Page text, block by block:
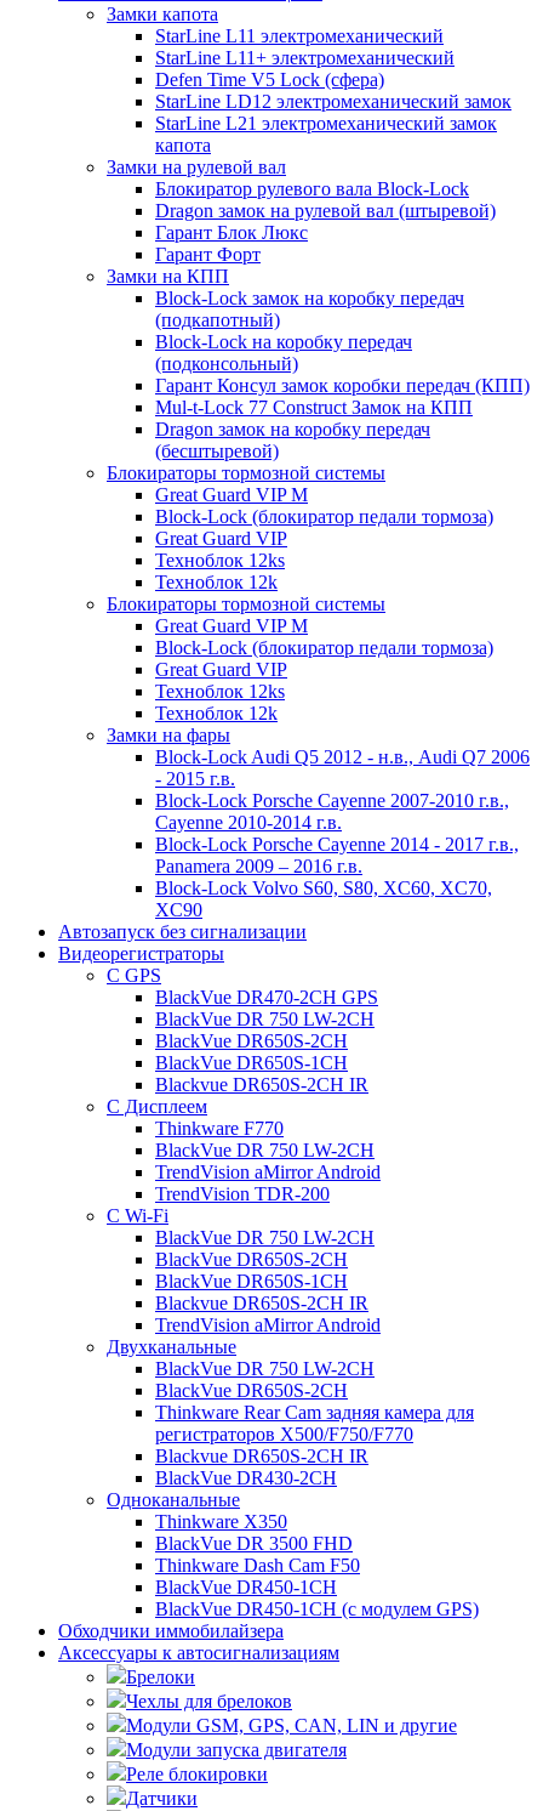
Замки капота
StarLine L11 электромеханический
StarLine L11+ электромеханический
Defen Time V5 Lock (сфера)
StarLine LD12 электромеханический замок
StarLine L21 электромеханический замок
капота
Замки на рулевой вал
Блокиратор рулевого вала Block-Lock
Dragon замок на рулевой вал (штыревой)
Гарант Блок Люкс
Гарант Форт
Замки на КПП
Block-Lock замок на коробку передач
(подкапотный)
Block-Lock на коробку передач
(подконсольный)
Гарант Консул замок коробки передач (КПП)
Mul-t-Lock 77 Construct Замок на КПП
Dragon замок на коробку передач
(бесштыревой)
Блокираторы тормозной системы
Great Guard VIP M
Block-Lock (блокиратор педали тормоза)
Great Guard VIP
Техноблок 12ks
Техноблок 12k
Блокираторы тормозной системы
Great Guard VIP M
Block-Lock (блокиратор педали тормоза)
Great Guard VIP
Техноблок 12ks
Техноблок 12k
Замки на фары
Block-Lock Audi Q5 2012 - н.в., Audi Q7 2006
- 2015 г.в.
Block-Lock Porsche Cayenne 2007-2010 г.в.,
Cayenne 2010-2014 г.в.
Block-Lock Porsche Cayenne 2014 - 2017 г.в.,
Panamera 2009 – 2016 г.в.
Block-Lock Volvo S60, S80, XC60, XC70,
XC90
Автозапуск без сигнализации
Видеорегистраторы
С GPS
BlackVue DR470-2CH GPS
BlackVue DR 750 LW-2CH
BlackVue DR650S-2CH
BlackVue DR650S-1CH
Blackvue DR650S-2CH IR
С Дисплеем
Thinkware F770
BlackVue DR 750 LW-2CH
TrendVision aMirror Android
TrendVision TDR-200
С Wi-Fi
BlackVue DR 750 LW-2CH
BlackVue DR650S-2CH
BlackVue DR650S-1CH
Blackvue DR650S-2CH IR
TrendVision aMirror Android
Двухканальные
BlackVue DR 750 LW-2CH
BlackVue DR650S-2CH
Thinkware Rear Cam задняя камера для
регистраторов X500/F750/F770
Blackvue DR650S-2CH IR
BlackVue DR430-2CH
Одноканальные
Thinkware X350
BlackVue DR 3500 FHD
Thinkware Dash Cam F50
BlackVue DR450-1CH
BlackVue DR450-1CH (с модулем GPS)
Обходчики иммобилайзера
Аксессуары к автосигнализациям
Брелоки
Чехлы для брелоков
Модули GSM, GPS, CAN, LIN и другие
Модули запуска двигателя
Реле блокировки
Датчики